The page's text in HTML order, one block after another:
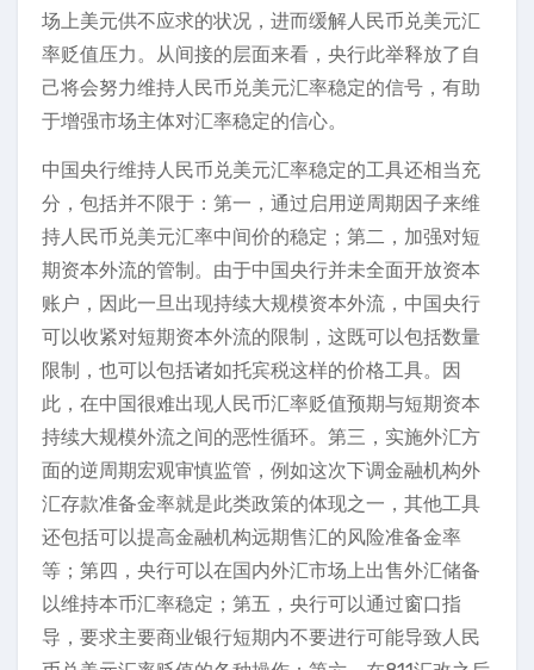
场上美元供不应求的状况，进而缓解人民币兑美元汇
率贬值压力。从间接的层面来看，央行此举释放了自
己将会努力维持人民币兑美元汇率稳定的信号，有助
于增强市场主体对汇率稳定的信心。
中国央行维持人民币兑美元汇率稳定的工具还相当充
分，包括并不限于：第一，通过启用逆周期因子来维
持人民币兑美元汇率中间价的稳定；第二，加强对短
期资本外流的管制。由于中国央行并未全面开放资本
账户，因此一旦出现持续大规模资本外流，中国央行
可以收紧对短期资本外流的限制，这既可以包括数量
限制，也可以包括诸如托宾税这样的价格工具。因
此，在中国很难出现人民币汇率贬值预期与短期资本
持续大规模外流之间的恶性循环。第三，实施外汇方
面的逆周期宏观审慎监管，例如这次下调金融机构外
汇存款准备金率就是此类政策的体现之一，其他工具
还包括可以提高金融机构远期售汇的风险准备金率
等；第四，央行可以在国内外汇市场上出售外汇储备
以维持本币汇率稳定；第五，央行可以通过窗口指
导，要求主要商业银行短期内不要进行可能导致人民